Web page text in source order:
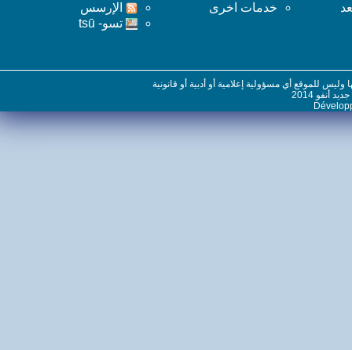
خدمات اخرى
اﻹرسس
تسو- tsū
للموقع أي مسؤولية إعلامية أو أدبية أو قانونية
2014